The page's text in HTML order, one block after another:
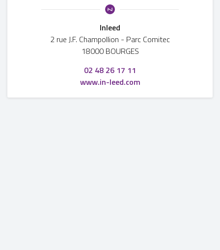
Inleed
2 rue J.F. Champollion - Parc Comitec
18000 BOURGES
02 48 26 17 11
www.in-leed.com